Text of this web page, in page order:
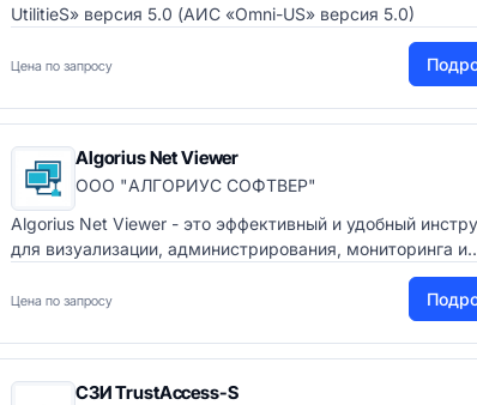
UtilitieS» версия 5.0 (АИС «Omni-US» версия 5.0)
Цена по запросу
Algorius Net Viewer
ООО "АЛГОРИУС СОФТВЕР"
Algorius Net Viewer - это эффективный и удобный
для визуализации, администрирования, мониторинга
Цена по запросу
СЗИ TrustAccess-S